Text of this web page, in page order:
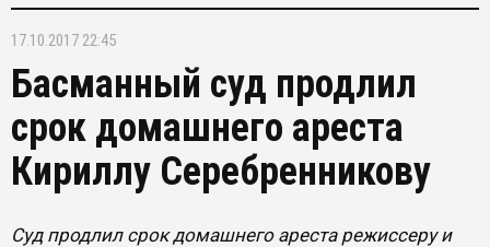
17.10.2017 22:45
Басманный суд продлил
срок домашнего ареста
Кириллу Серебренникову
Суд продлил срок домашнего ареста режиссеру и